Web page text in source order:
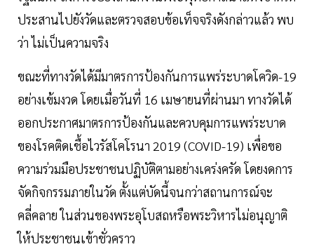
ประสานไปยังวัดและตรวจสอบข้อเท็จจริงดังกล่าวแล้ว พบ
ว่า ไม่เป็นความจริง
ขณะที่ทางวัดได้มีมาตรการป้องกันการแพร่ระบาดโควิด-19
อย่างเข้มงวด โดยเมื่อวันที่ 16 เมษายนที่ผ่านมา ทางวัดได้
ออกประกาศมาตรการป้องกันและควบคุมการแพร่ระบาด
ของโรคติดเชื้อไวรัสโคโรนา 2019 (COVID-19) เพื่อขอ
ความร่วมมือประชาชนปฏิบัติตามอย่างเคร่งครัด โดยงดการ
จัดกิจกรรมภายในวัด ตั้งแต่บัดนี้จนกว่าสถานการณ์จะ
คลี่คลาย ในส่วนของพระอุโบสถหรือพระวิหารไม่อนุญาติ
ให้ประชาชนเข้าชั่วคราว